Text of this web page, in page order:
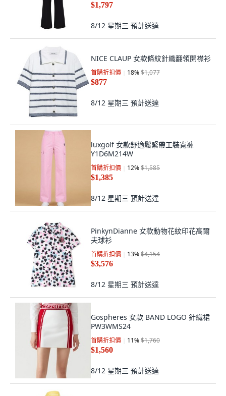
$1,797
8/12 星期三 預計送達
NICE CLAUP 女款條紋針織翻領開襟衫
首購折扣價 18%$1,077
$877
8/12 星期三 預計送達
luxgolf 女款舒適鬆緊帶工裝寬褲
Y1D6M214W
首購折扣價 12%$1,585
$1,385
8/12 星期三 預計送達
PinkynDianne 女款動物花紋印花高爾
夫球衫
首購折扣價 13%$4,154
$3,576
8/12 星期三 預計送達
Gospheres 女款 BAND LOGO 針織裙
PW3WMS24
首購折扣價 11%$1,760
$1,560
8/12 星期三 預計送達